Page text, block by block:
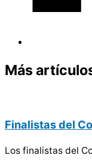
Más
Finalistas del
Los finalistas del